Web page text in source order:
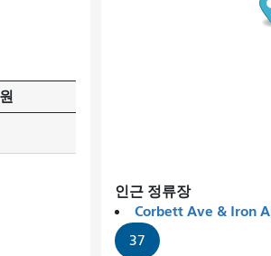
인근 정류장
Corbett Ave & Iron
37